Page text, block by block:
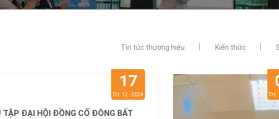
Tin tức thương hiệu Kiến thức
17
TH. 12 - 2024
TẬP ĐẠI HỘI ĐỒNG CỔ ĐÔNG BẤT
TH.